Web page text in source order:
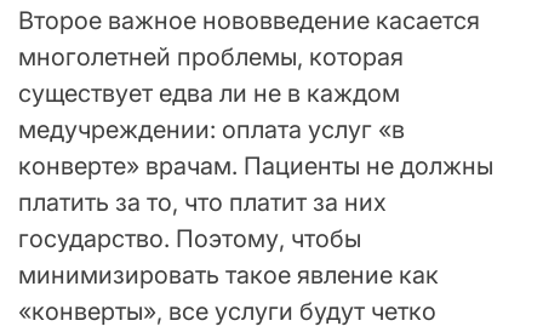
Второе важное нововведение касается
многолетней проблемы, которая
существует едва ли не в каждом
медучреждении: оплата услуг «в
конверте» врачам. Пациенты не должны
платить за то, что платит за них
государство. Поэтому, чтобы
минимизировать такое явление как
«конверты», все услуги будут четко